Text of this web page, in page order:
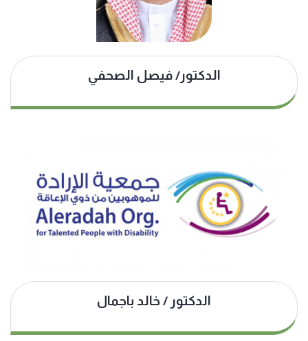
الدكتور/ فيصل الصحفي
الدكتور / خالد باجمال